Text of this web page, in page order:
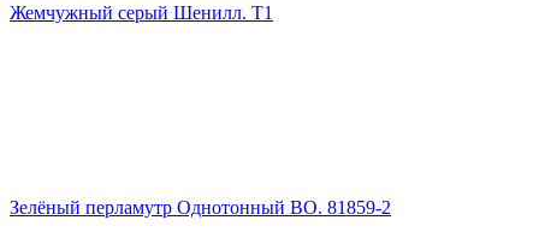
Жемчужный серый Шенилл. Т1
Зелёный перламутр Однотонный ВО. 81859-2